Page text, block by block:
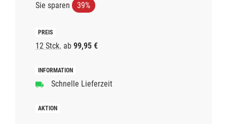
Sie sparen 39%
12 Stck. ab 99,95 €
Schnelle Lieferzeit